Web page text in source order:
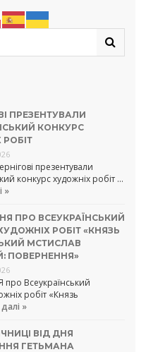
ПРЕЗЕНТУВАЛИ
КОНКУРС
презентували
конкурс художніх робіт …
»
ПРО ВСЕУКРАЇНСЬКИЙ
РОБІТ «КНЯЗЬ
МСТИСЛАВ
ПОВЕРНЕННЯ»
Всеукраїнський
робіт «Князь
»
ВІД ДНЯ
ГЕТЬМАНА